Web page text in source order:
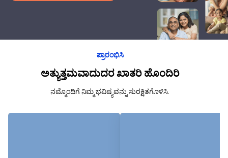
ಪ್ರಾರಂಭಿಸಿ
ಅತ್ಯುತ್ತಮವಾದುದರ ಖಾತರಿ ಹೊಂದಿರಿ
ನಮ್ಮೊಂದಿಗೆ ನಿಮ್ಮ ಭವಿಷ್ಯವನ್ನು ಸುರಕ್ಷಿತಗೊಳಿಸಿ.